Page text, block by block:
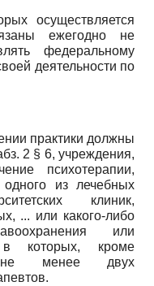
осуществляется
ежегодно не
федеральному
деятельности по
практики должны
2 § 6, учреждения,
психотерапии,
из лечебных
клиник,
... или какого-либо
или
в которых, кроме
не менее двух